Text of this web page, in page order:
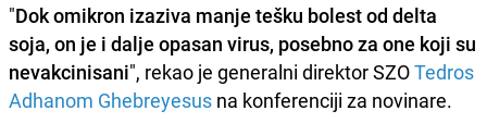
"Dok omikron izaziva manje tešku bolest od delta
soja, on je i dalje opasan virus, posebno za one koji su
nevakcinisani", rekao je generalni direktor SZOTedros
Adhanom Ghebreyesus na konferenciji za novinare.